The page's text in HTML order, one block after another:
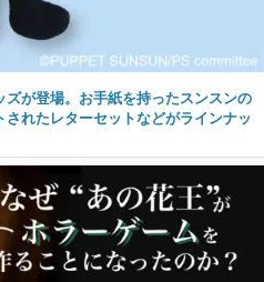
が登場。お手紙を持ったスンスンの
れたレターセットなどがラインナッ